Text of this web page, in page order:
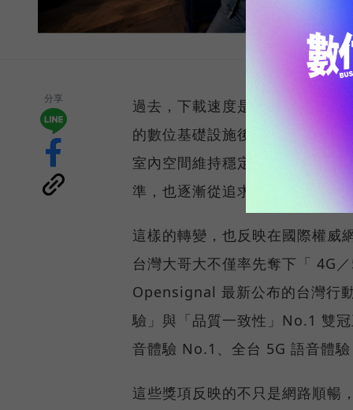
分享
過去，下載速度是評價電信服務
的數位基礎設施後，消費者發現
室內空間維持穩定連線，即無法
準，也逐漸從追求測速數字，轉
這樣的轉變，也反映在國際權
台灣大哥大不僅率先奪下「 4G
Opensignal 最新公布的台灣行
驗」與「品質一致性」No.1 雙
音體驗 No.1、全台 5G 語音體
這些獎項反映的不只是網路順暢